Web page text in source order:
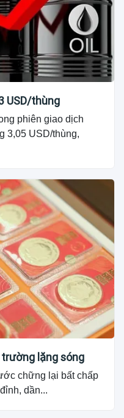
USD/thùng
phiên giao dịch
3,05 USD/thùng,
lặng sóng
chững lại bất chấp
dần...